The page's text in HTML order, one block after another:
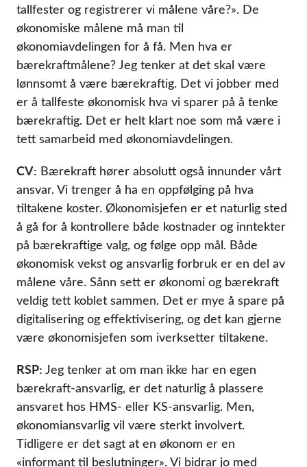
tallfester og registrerer vi målene våre?». De
økonomiske målene må man til
økonomiavdelingen for å få. Men hva er
bærekraftmålene? Jeg tenker at det skal være
lønnsomt å være bærekraftig. Det vi jobber med
er å tallfeste økonomisk hva vi sparer på å tenke
bærekraftig. Det er helt klart noe som må være i
tett samarbeid med økonomiavdelingen.
CV: Bærekraft hører absolutt også innunder vårt
ansvar. Vi trenger å ha en oppfølging på hva
tiltakene koster. Økonomisjefen er et naturlig sted
å gå for å kontrollere både kostnader og inntekter
på bærekraftige valg, og følge opp mål. Både
økonomisk vekst og ansvarlig forbruk er en del av
målene våre. Sånn sett er økonomi og bærekraft
veldig tett koblet sammen. Det er mye å spare på
digitalisering og effektivisering, og det kan gjerne
være økonomisjefen som iverksetter tiltakene.
RSP: Jeg tenker at om man ikke har en egen
bærekraft-ansvarlig, er det naturlig å plassere
ansvaret hos HMS- eller KS-ansvarlig. Men,
økonomiansvarlig vil være sterkt involvert.
Tidligere er det sagt at en økonom er en
«informant til beslutninger». Vi bidrar jo med